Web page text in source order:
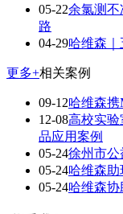
05-22余氯测不
路
04-29哈维森
更多+相关案例
09-12哈维森
12-08高校实验
品应用案例
05-24徐州市公
05-24哈维森助
05-24哈维森